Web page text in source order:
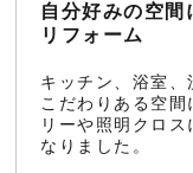
自分好みの空間
リフォーム
キッチン、浴室
こだわりある空
リーや照明クロス
なりました。